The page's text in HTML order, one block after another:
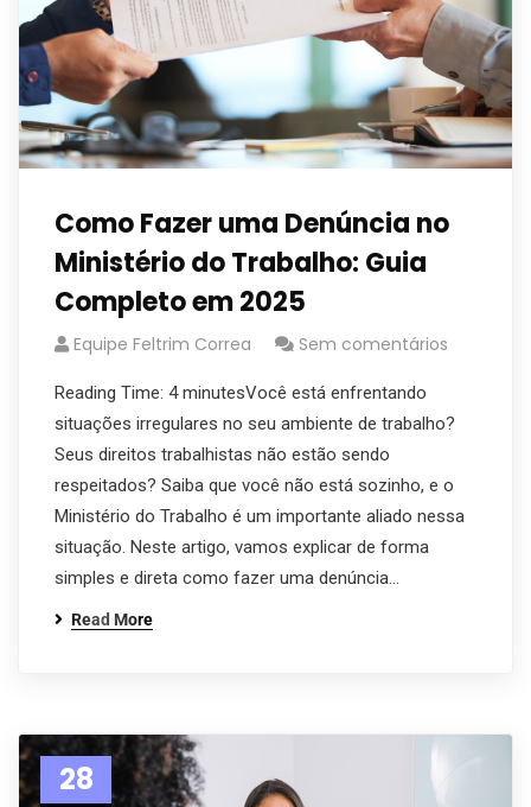
Como Fazer uma Denúncia no
Ministério do Trabalho: Guia
Completo em 2025
Equipe Feltrim Correa Sem comentários
Reading Time: 4 minutesVocê está enfrentando
situações irregulares no seu ambiente de trabalho?
Seus direitos trabalhistas não estão sendo
respeitados? Saiba que você não está sozinho, e o
Ministério do Trabalho é um importante aliado nessa
situação. Neste artigo, vamos explicar de forma
simples e direta como fazer uma denúncia…
Read More
28